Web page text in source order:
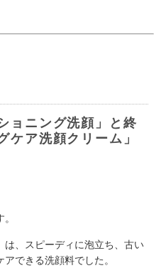
ョニング洗顔」と終
ケア洗顔クリーム」
は、スピーディに泡立ち、古い
できる洗顔料でした。